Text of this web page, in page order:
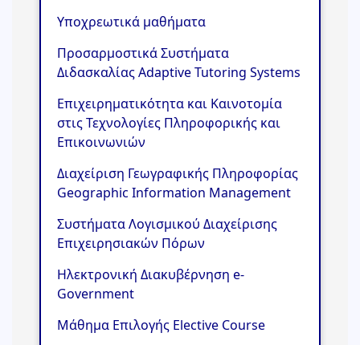
Υποχρεωτικά μαθήματα
Προσαρμοστικά Συστήματα
Διδασκαλίας Adaptive Tutoring Systems
Επιχειρηματικότητα και Καινοτομία
στις Τεχνολογίες Πληροφορικής και
Επικοινωνιών
Διαχείριση Γεωγραφικής Πληροφορίας
Geographic Information Management
Συστήματα Λογισμικού Διαχείρισης
Επιχειρησιακών Πόρων
Ηλεκτρονική Διακυβέρνηση e-
Government
Μάθημα Επιλογής Elective Course